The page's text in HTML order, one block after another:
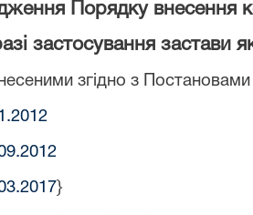
Порядку внесення
застосування застави
згідно з
}